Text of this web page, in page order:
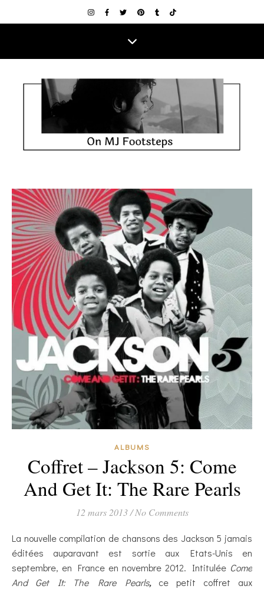
ALBUMS
Coffret – Jackson 5: Come
And Get It: The Rare Pearls
12 mars 2013 / No Comments
La nouvelle compilation de chansons des Jackson 5 jamais
éditées auparavant est sortie aux Etats-Unis en
septembre, en France en novembre 2012. Intitulée Come
And Get It: The Rare Pearls,ce petit coffret aux